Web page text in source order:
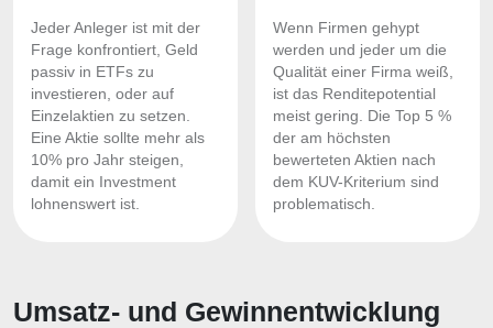
Jeder Anleger ist mit der
Frage konfrontiert, Geld
passiv in ETFs zu
investieren, oder auf
Einzelaktien zu setzen.
Eine Aktie sollte mehr als
10% pro Jahr steigen,
damit ein Investment
lohnenswert ist.
Wenn Firmen gehypt
werden und jeder um die
Qualität einer Firma weiß,
ist das Renditepotential
meist gering. Die Top 5 %
der am höchsten
bewerteten Aktien nach
dem KUV-Kriterium sind
problematisch.
Umsatz- und Gewinnentwicklung